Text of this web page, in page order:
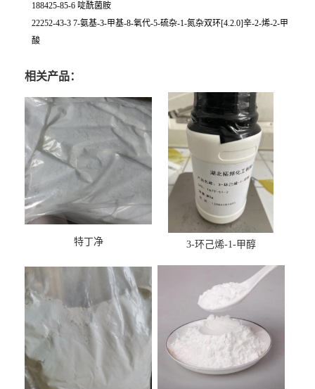
188425-85-6 啶酰菌胺
22252-43-3 7-氨基-3-甲基-8-氧代-5-硫杂-1-氮杂双环[4.2.0]辛-2-烯-2-甲
酸
相关产品：
特丁净 3-环己烯-1-甲醇